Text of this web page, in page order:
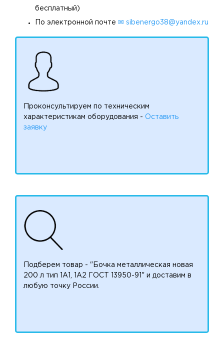
бесплатный)
По электронной почте ✉ sibenergo38@yandex.ru
Проконсультируем по техническим
характеристикам оборудования - Оставить
заявку
Подберем товар - "Бочка металлическая новая
200 л тип 1А1, 1А2 ГОСТ 13950-91" и доставим в
любую точку России.